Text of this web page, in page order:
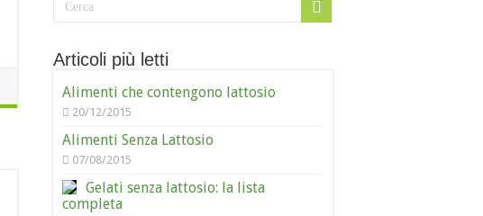
Articoli più letti
Alimenti che contengono lattosio
20/12/2015
Alimenti Senza Lattosio
07/08/2015
Gelati senza lattosio: la lista
completa